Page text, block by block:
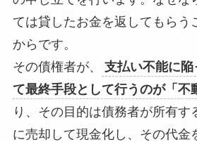
ては貸したお金を返してもらう
からです。
その債権者が、
支払い不能に
て最終手段として行うのが「不
り、その目的は債務者が所有す
に売却して現金化し、その代金